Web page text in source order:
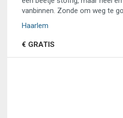
vanbinnen. Zonde om weg te
Haarlem
€ GRATIS